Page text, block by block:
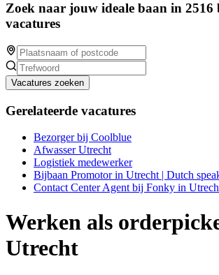
Zoek naar jouw ideale baan in 2516
vacatures
Vacatures zoeken
Gerelateerde vacatures
Bezorger bij Coolblue
Afwasser Utrecht
Logistiek medewerker
Bijbaan Promotor in Utrecht | Dutch
Contact Center Agent bij Fonky in
Werken als
Utrecht